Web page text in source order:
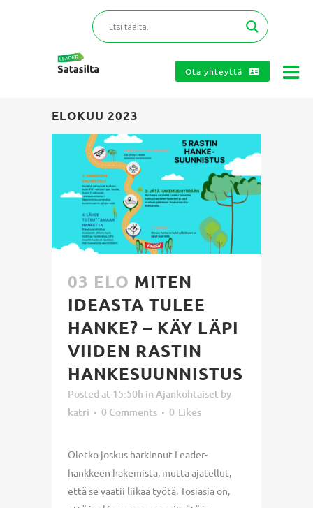
Ota yhteyttä
ELOKUU 2023
03 ELO MITEN
IDEASTA TULEE
HANKE? – KÄY LÄPI
VIIDEN RASTIN
HANKESUUNNISTUS
Posted at 15:50h in Ajankohtaiset by
katri
0 Comments 0 Likes
Oletko joskus harkinnut Leader-
hankkeen hakemista, mutta ajatellut,
että se vaatii liikaa työtä. Tosiasia on,